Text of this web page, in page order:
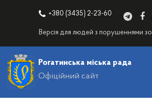
+380 (3435) 2-23-60
Версія для людей з порушеннями
Рогатинська міська рада
Офіційний сайт